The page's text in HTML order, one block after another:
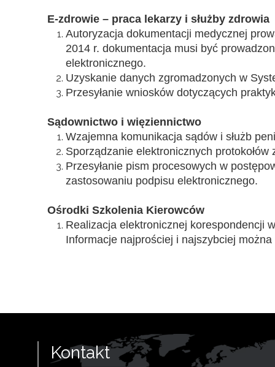
Kontakt
E-zdrowie – praca lekarzy i służby zdrowia
Autoryzacja dokumentacji medycznej
2014 r. dokumentacja musi być
elektronicznego.
Uzyskanie danych zgromadzonych w
Przesyłanie wniosków dotyczących
Sądownictwo i więziennictwo
Wzajemna komunikacja sądów i służb
Sporządzanie elektronicznych
Przesyłanie pism procesowych w
zastosowaniu podpisu elektronicznego.
Ośrodki Szkolenia Kierowców
Realizacja elektronicznej korespondencji
Informacje najprościej i najszybciej